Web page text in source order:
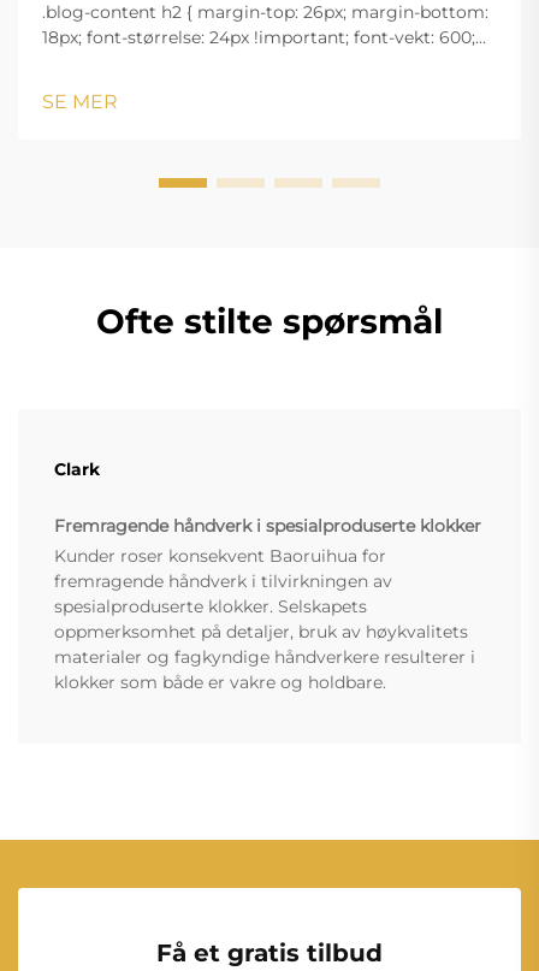
.blog-content h2 { margin-top: 26px; margin-bottom:
18px; font-størrelse: 24px !important; font-vekt: 600;
!important; font-v...
SE MER
Ofte stilte spørsmål
Clark
Fremragende håndverk i spesialproduserte klokker
Kunder roser konsekvent Baoruihua for
fremragende håndverk i tilvirkningen av
spesialproduserte klokker. Selskapets
oppmerksomhet på detaljer, bruk av høykvalitets
materialer og fagkyndige håndverkere resulterer i
klokker som både er vakre og holdbare.
Få et gratis tilbud